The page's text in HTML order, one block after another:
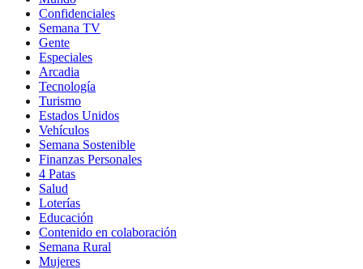
Confidenciales
Semana TV
Gente
Especiales
Arcadia
Tecnología
Turismo
Estados Unidos
Vehículos
Semana Sostenible
Finanzas Personales
4 Patas
Salud
Loterías
Educación
Contenido en colaboración
Semana Rural
Mujeres